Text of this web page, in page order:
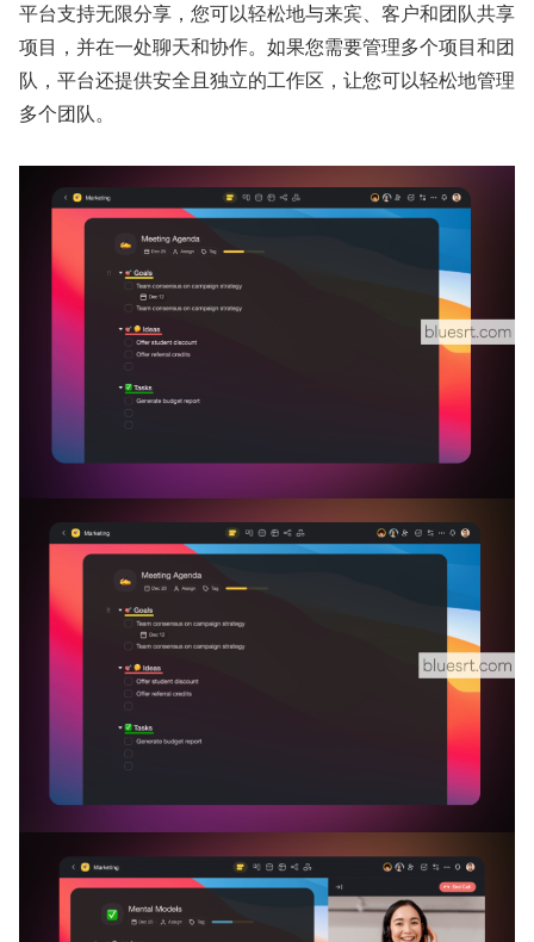
平台支持无限分享，您可以轻松地与来宾、客户和团队共享
项目，并在一处聊天和协作。如果您需要管理多个项目和团
队，平台还提供安全且独立的工作区，让您可以轻松地管理
多个团队。